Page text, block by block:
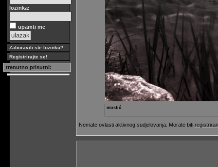
lozinka:
upamti me
Zaboravili ste lozinku?
Registrirajte se!
trenutno prisutni:
mostić
Nemate ovlasti aktivnog sudjelovanja. Morate biti